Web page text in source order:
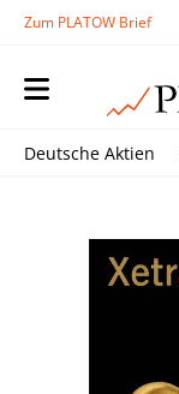
Zum PLATOW Brief
Deutsche Aktien